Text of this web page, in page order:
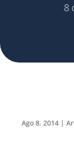
8
Ago 8, 2014|